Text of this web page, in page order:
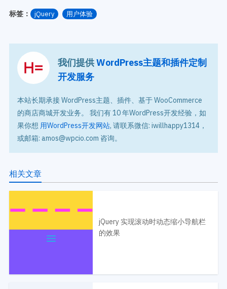
标签： jQuery 用户体验
我们提供WordPress主题和插件定制
开发服务
本站长期承接 WordPress主题、插件、基于 WooCommerce
的商店商城开发业务。 我们有 10 年WordPress开发经验，如
果你想 用WordPress开发网站, 请联系微信: iwillhappy1314，
或邮箱: amos@wpcio.com 咨询。
相关文章
jQuery 实现滚动时动态缩小导航栏
的效果